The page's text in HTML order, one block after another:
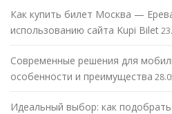
Как купить билет Москва —
использованию сайта Kupi Bilet
Современные решения для
особенности и преимущества
Идеальный выбор: как